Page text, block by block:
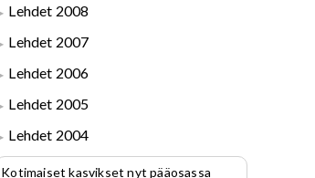
Lehdet 2008
Lehdet 2007
Lehdet 2006
Lehdet 2005
Lehdet 2004
Kotimaiset kasvikset nyt pääosassa